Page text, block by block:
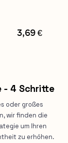
3,69 €
- 4 Schritte
oder großes
wir finden die
um Ihren
zu erhöhen.